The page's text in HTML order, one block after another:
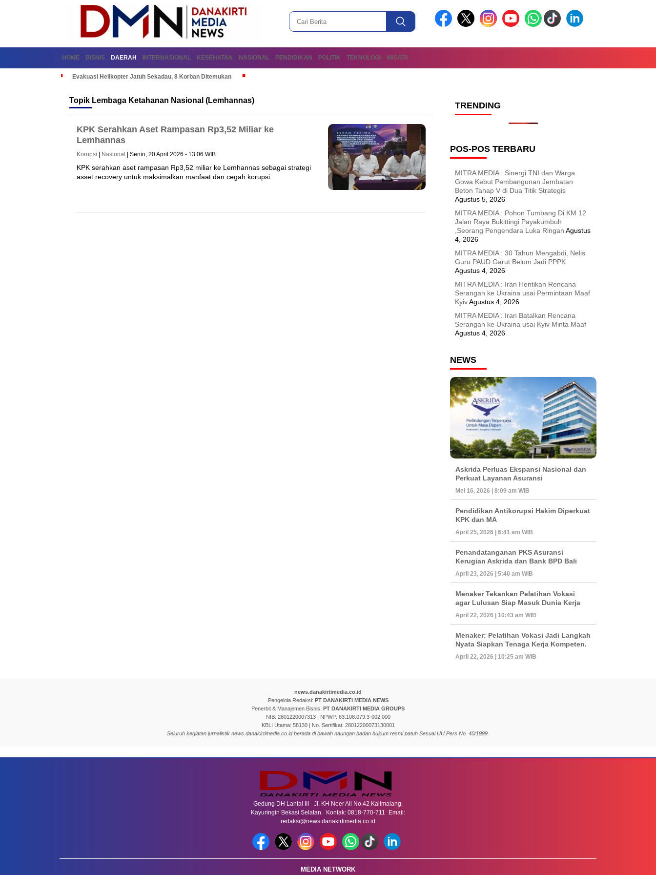
HOME BISNIS DAERAH INTERNASIONAL KESEHATAN NASIONAL PENDIDIKAN POLITIK TEKNOLOGI WISATA
Evakuasi Helikopter Jatuh Sekadau, 8 Korban Ditemukan
Topik Lembaga Ketahanan Nasional (Lemhannas)
KPK Serahkan Aset Rampasan Rp3,52 Miliar ke
Lemhannas
Korupsi Nasional | Senin, 20 April 2026 - 13:06 WIB
KPK serahkan aset rampasan Rp3,52 miliar ke Lemhannas sebagai strategi
asset recovery untuk maksimalkan manfaat dan cegah korupsi.
TRENDING
POS-POS TERBARU
MITRA MEDIA : Sinergi TNI dan Warga
Gowa Kebut Pembangunan Jembatan
Beton Tahap V di Dua Titik Strategis
Agustus 5, 2026
MITRA MEDIA : Pohon Tumbang Di KM 12
Jalan Raya Bukittingi Payakumbuh
,Seorang Pengendara Luka Ringan Agustus
4, 2026
MITRA MEDIA : 30 Tahun Mengabdi, Nelis
Guru PAUD Garut Belum Jadi PPPK
Agustus 4, 2026
MITRA MEDIA : Iran Hentikan Rencana
Serangan ke Ukraina usai Permintaan Maaf
KyivAgustus 4, 2026
MITRA MEDIA : Iran Batalkan Rencana
Serangan ke Ukraina usai Kyiv Minta Maaf
Agustus 4, 2026
NEWS
Askrida Perluas Ekspansi Nasional dan
Perkuat Layanan Asuransi
Mei 16, 2026 | 8:09 am WIB
Pendidikan Antikorupsi Hakim Diperkuat
KPK dan MA
April 25, 2026 | 6:41 am WIB
Penandatanganan PKS Asuransi
Kerugian Askrida dan Bank BPD Bali
April 23, 2026 | 5:40 am WIB
Menaker Tekankan Pelatihan Vokasi
agar Lulusan Siap Masuk Dunia Kerja
April 22, 2026 | 10:43 am WIB
Menaker: Pelatihan Vokasi Jadi Langkah
Nyata Siapkan Tenaga Kerja Kompeten.
April 22, 2026 | 10:25 am WIB
news.danakirtimedia.co.id
Pengelola Redaksi: PT DANAKIRTI MEDIA NEWS
Penerbit & Manajemen Bisnis: PT DANAKIRTI MEDIA GROUPS
NIB: 2801220007313 | NPWP: 63.108.079.3-002.000
KBLI Utama: 58130 | No. Sertifikat: 28012200073130001
Seluruh kegiatan jurnalistik news.danakirtimedia.co.id berada di bawah naungan badan hukum resmi patuh Sesuai UU Pers No. 40/1999.
Gedung DH Lantai III Jl. KH Noer Ali No.42 Kalimalang,
Kayuringin Bekasi Selatan. Kontak: 0818-770-711 Email:
redaksi@news.danakirtimedia.co.id
MEDIA NETWORK